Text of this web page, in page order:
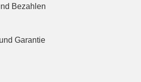
Bezahlen
Garantie